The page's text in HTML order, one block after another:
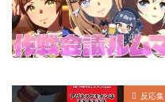
反応集